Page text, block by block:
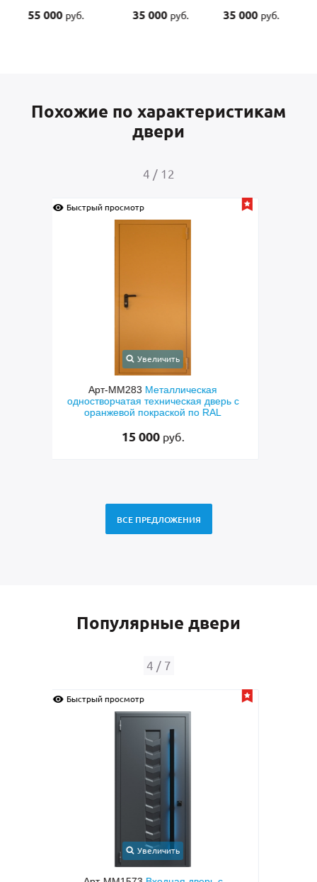
35 000руб. 35 000 руб. 45 000 руб.
Похожие по характеристикам
двери
4 / 12
Быстрый просмотр
Увеличить
Арт-ММ294Металлическая узкая
техническая дверь с вентиляционными
отверстиями и серым полимерным
15 000руб.
ВСЕ ПРЕДЛОЖЕНИЯ
Популярные двери
4 / 7
Быстрый просмотр
Увеличить